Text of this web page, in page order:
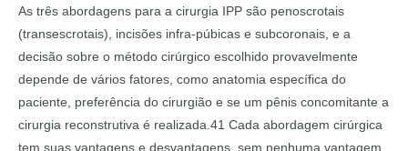
As três abordagens para a cirurgia IPP são penoscrotais
(transescrotais), incisões infra-púbicas e subcoronais, e a
decisão sobre o método cirúrgico escolhido provavelmente
depende de vários fatores, como anatomia específica do
paciente, preferência do cirurgião e se um pênis concomitante a
cirurgia reconstrutiva é realizada.41 Cada abordagem cirúrgica
tem suas vantagens e desvantagens, sem nenhuma vantagem